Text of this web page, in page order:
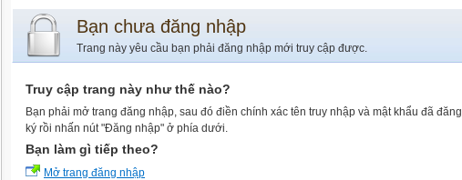
Bạn chưa đăng nhập
Trang này yêu cầu bạn phải đăng nhập mới truy cập được.
Truy cập trang này như thế nào?
Bạn phải mở trang đăng nhập, sau đó điền chính xác tên truy nhập và mật khẩu đã đăng
ký rồi nhấn nút "Đăng nhập" ở phía dưới.
Bạn làm gì tiếp theo?
Mở trang đăng nhập